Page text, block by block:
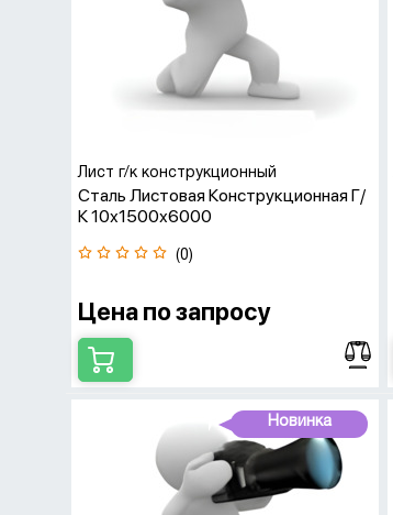
Лист г/к конструкционный
Сталь Листовая Конструкционная Г/
К 10х1500х6000
(0)
Цена по запросу
Новинка